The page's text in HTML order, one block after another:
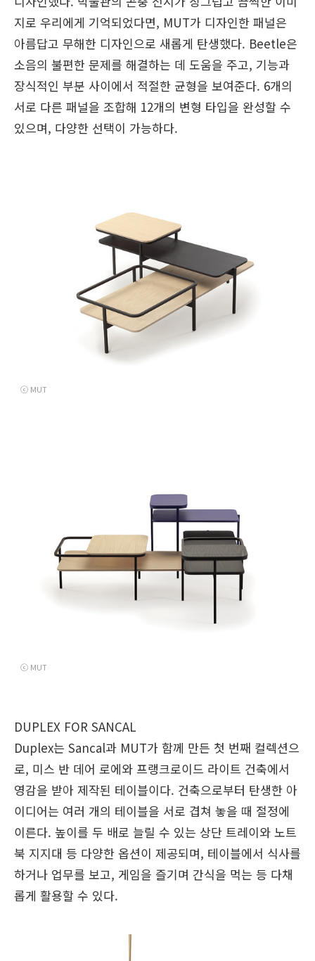
지로 우리에게 기억되었다면, MUT가 디자인한 패널은
아름답고 무해한 디자인으로 새롭게 탄생했다. Beetle은
소음의 불편한 문제를 해결하는 데 도움을 주고, 기능과
장식적인 부분 사이에서 적절한 균형을 보여준다. 6개의
서로 다른 패널을 조합해 12개의 변형 타입을 완성할 수
있으며, 다양한 선택이 가능하다.
ⓒ MUT
ⓒ MUT
DUPLEX FOR SANCAL
Duplex는 Sancal과 MUT가 함께 만든 첫 번째 컬렉션으
로, 미스 반 데어 로에와 프랭크로이드 라이트 건축에서
영감을 받아 제작된 테이블이다. 건축으로부터 탄생한 아
이디어는 여러 개의 테이블을 서로 겹쳐 놓을 때 절정에
이른다. 높이를 두 배로 늘릴 수 있는 상단 트레이와 노트
북 지지대 등 다양한 옵션이 제공되며, 테이블에서 식사를
하거나 업무를 보고, 게임을 즐기며 간식을 먹는 등 다채
롭게 활용할 수 있다.